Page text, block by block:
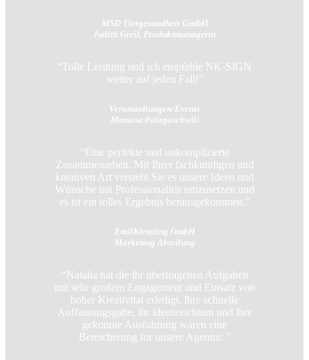
MSD Tiergesundheit GmbH
Judith Greil, Produktmanagerin
“Tolle Leistung und ich empfehle NK-SIGN
weiter auf jeden Fall!”
Veranstaltungen/Events
Manana Palagaschwili
“Eine perfekte und unkomplizierte
Zusammenarbeit. Mit Ihrer fachkundigen und
kreativen Art versteht Sie es unsere Ideen und
Wünsche mit Professionalität umzusetzen und
es ist ein tolles Ergebnis herausgekommen.”
EmilKiessling GmbH
Marketing Abteilung
“Natalia hat die ihr ubertragenen Aufgaben
mit sehr großem Engagement und Einsatz von
hoher Kreativitat erledigt. lhre schnelle
Auffassungsgabe, ihr ldeenreichtum und lhre
gekonnte Ausfuhrung waren eine
Bereicherung fur unsere Agentur. ”